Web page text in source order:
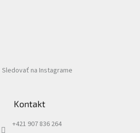
Sledovať na Instagrame
Kontakt
+421 907 836 264